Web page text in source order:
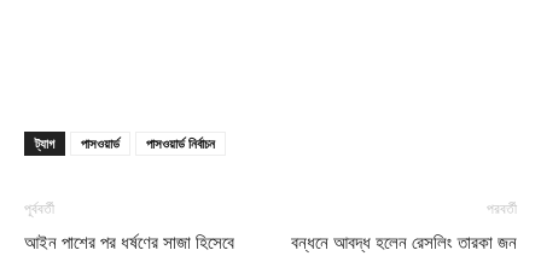
ট্যাগ পাসওয়ার্ড পাসওয়ার্ড নির্বাচন
পূর্ববর্তী
আইন পাশের পর ধর্ষণের সাজা হিসেবে
পরবর্তী
বন্ধনে আবদ্ধ হলেন রেসলিং তারকা জন